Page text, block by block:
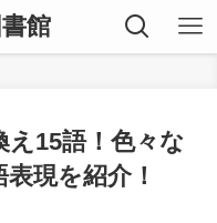
館
15語！色々な
現を紹介！